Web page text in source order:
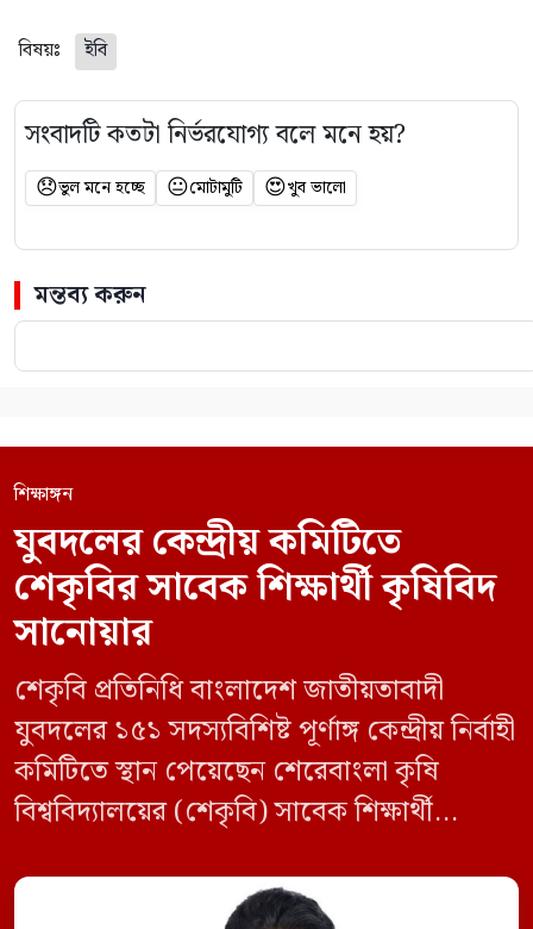
বিষয়ঃ ইবি
সংবাদটি কতটা নির্ভরযোগ্য বলে মনে হয়?
😞ভুল মনে হচ্ছে 😐মোটামুটি 😍খুব ভালো
মন্তব্য করুন
শিক্ষাঙ্গন
যুবদলের কেন্দ্রীয় কমিটিতে
শেকৃবির সাবেক শিক্ষার্থী কৃষিবিদ
সানোয়ার
শেকৃবি প্রতিনিধি বাংলাদেশ জাতীয়তাবাদী
যুবদলের ১৫১ সদস্যবিশিষ্ট পূর্ণাঙ্গ কেন্দ্রীয় নির্বাহী
কমিটিতে স্থান পেয়েছেন শেরেবাংলা কৃষি
বিশ্ববিদ্যালয়ের (শেকৃবি) সাবেক শিক্ষার্থী
তাকে কেন্দ্রীয় কৃষি বিষয়ক সম্পাদক হিসেবে